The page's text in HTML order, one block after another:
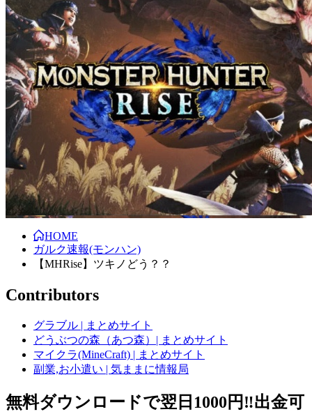
HOME
ガルク速報(モンハン)
【MHRise】ツキノどう？？
Contributors
グラブル | まとめサイト
どうぶつの森（あつ森）| まとめサイト
マイクラ(MineCraft) | まとめサイト
副業,お小遣い | 気ままに情報局
無料ダウンロードで翌日1000円‼️出金可